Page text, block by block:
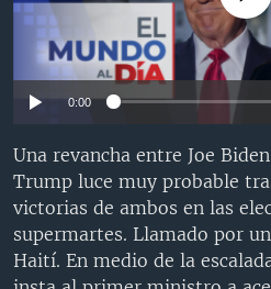
VENEZUELA
BRASIL
NICARAGUA
ECONOMÍA
ENTRETENIMIENTO Y CULTURA
TECNOLOGÍA
CIENCIA Y SALUD
MULTIMEDIA
VIDEOS
FOTOGRAFÍA
PROGRAMAS TV
EL MUNDO AL DÍA
VISIÓN 360
LAS CLAVES
PANORAMA
RADIO
AUDIONOTICIAS
BUENOS DÍAS AMÉRICA
ESTADOS UNIDOS AL DÍA
DOCUMENTALES DE LA VOA
Learning English
0:00
Una revancha entre Joe
Trump luce muy probable
victorias de ambos en las
supermartes. Llamado por
Haití. En medio de la